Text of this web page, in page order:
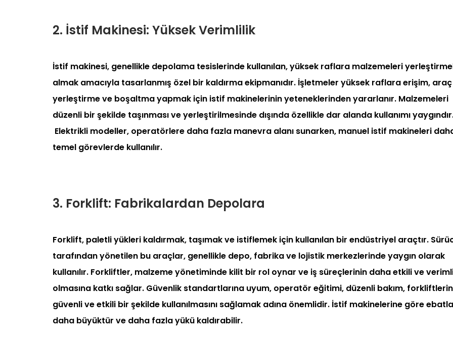
2. İstif Makinesi: Yüksek Verimlilik
İstif makinesi, genellikle depolama tesislerinde kullanılan, yüksek raflara malzemeleri
almak amacıyla tasarlanmış özel bir kaldırma ekipmanıdır. İşletmeler yüksek raflara erişim,
yerleştirme ve boşaltma yapmak için istif makinelerinin yeteneklerinden yararlanır. Malzemeleri
düzenli bir şekilde taşınması ve yerleştirilmesinde dışında özellikle dar alanda kullanımı
Elektrikli modeller, operatörlere daha fazla manevra alanı sunarken, manuel istif makineleri
temel görevlerde kullanılır.
3. Forklift: Fabrikalardan Depolara
Forklift, paletli yükleri kaldırmak, taşımak ve istiflemek için kullanılan bir endüstriyel araçtır.
tarafından yönetilen bu araçlar, genellikle depo, fabrika ve lojistik merkezlerinde yaygın olarak
kullanılır. Forkliftler, malzeme yönetiminde kilit bir rol oynar ve iş süreçlerinin daha etkili ve
olmasına katkı sağlar. Güvenlik standartlarına uyum, operatör eğitimi, düzenli bakım, forkliftlerin
güvenli ve etkili bir şekilde kullanılmasını sağlamak adına önemlidir. İstif makinelerine göre
daha büyüktür ve daha fazla yükü kaldırabilir.